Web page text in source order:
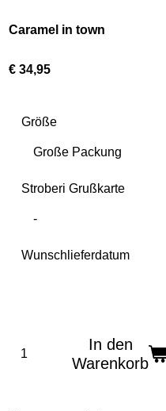
Caramel in town
€ 34,95
Größe
Stroberi Grußkarte
Wunschlieferdatum
In den
Warenkorb